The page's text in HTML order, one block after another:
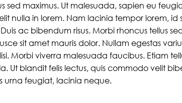
sed maximus. Ut malesuada, sapien eu
nulla in lorem. Nam lacinia tempor lorem, id
ac bibendum risus. Morbi rhoncus tellus
sit amet mauris dolor. Nullam egestas
Morbi viverra malesuada faucibus. Etiam
Ut blandit felis lectus, quis commodo velit
urna feugiat, lacinia neque.